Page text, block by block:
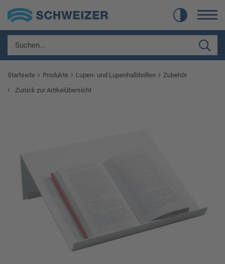
Startseite Produkte Lupen- und Lupenhalbbrillen
Zubehör
Zurück zur Artikelübersicht